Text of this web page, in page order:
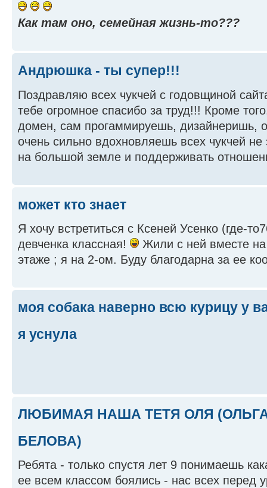
Как там оно, семейная жизнь-то???
Андрюшка - ты супер!!!
Поздравляю всех чукчей с годовщиной
тебе огромное спасибо за труд!!! Кроме
домен, сам прогаммируешь, дизайнеришь,
очень сильно вдохновляешь всех чукчей не
на большой земле и поддерживать
может кто знает
Я хочу встретиться с Ксеней Усенко (где-
девченка классная!
Жили с ней вместе
этаже ; я на 2-ом. Буду благодарна за ее
моя собака наверно всю курицу у
я уснула
ЛЮБИМАЯ НАША ТЕТЯ ОЛЯ
БЕЛОВА)
Ребята - только спустя лет 9 понимаешь
ее всем классом боялись - нас всех перед